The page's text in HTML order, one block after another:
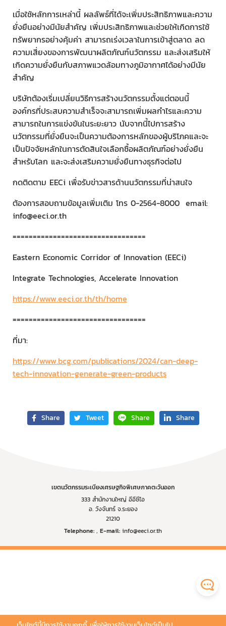
เมื่อใช้หลักการเหล่านี้ ผลลัพธ์ที่ได้จะเพิ่มประสิทธิภาพและความ
ยั่งยืนอย่างมีนัยสำคัญ เพิ่มประสิทธิภาพและช่วยให้เกิดการใช้
ทรัพยากรอย่างคุ้มค่า สามารถเร่งเวลาในการเข้าสู่ตลาด ลด
ความเสี่ยงของการพัฒนาผลิตภัณฑ์นวัตกรรม และส่งเสริมให้
เกิดความยั่งยืนกับสภาพแวดล้อมทางภูมิอากาศได้อย่างมีนัย
สำคัญ
บริษัทต้องเริ่มเปลี่ยนวิธีการสร้างนวัตกรรมตั้งแต่ตอนนี้
องค์กรที่ประสบความสำเร็จจะสามารถเพิ่มผลกำไรและความ
สามารถในการแข่งขันในระยะยาว นับจากนี้ไปการสร้าง
นวัตกรรมที่ยั่งยืนจะเป็นความต้องการหลักของผู้บริโภคและจะ
เป็นปัจจัยหลักในการตัดสินใจเลือกซื้อผลิตภัณฑ์อย่างยั่งยืน
สำหรับโลก และจะส่งเสริมความยั่งยืนทางธุรกิจต่อไป
กดติดตาม EECi เพื่อรับข่าวสารด้านนวัตกรรมที่น่าสนใจ
ต้องการสอบถามข้อมูลเพิ่มเติม โทร 0-2564-8000 email:
info@eeci.or.th
=================================
Eastern Economic Corridor of Innovation (EECi)
Integrate Technologies, Accelerate Innovation
https://www.eeci.or.th/th/home
=================================
ที่มา:
https://www.bcg.com/publications/2024/can-deep-
tech-innovation-generate-green-products
Share Tweet Share Share
เขตนวัตกรรมระเบียงเศรษฐกิจพิเศษภาคตะวันออก
333 สำนักงานใหญ่ อีอีซีไอ
อ. วังจันทร์ จ.ระยอง
21210
Telephone: , E-mail: info@eeci.or.th